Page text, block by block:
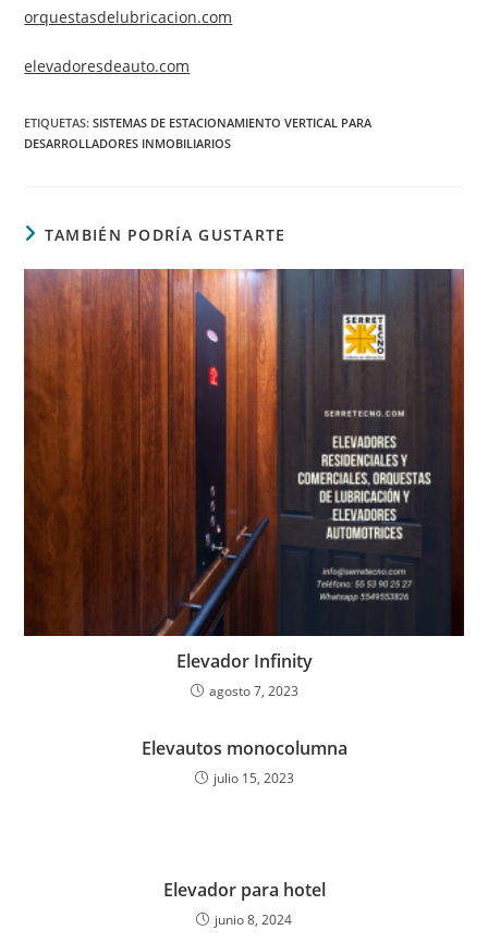
orquestasdelubricacion.com
elevadoresdeauto.com
ETIQUETAS:SISTEMAS DE ESTACIONAMIENTO VERTICAL PARA
DESARROLLADORES INMOBILIARIOS
TAMBIÉN PODRÍA GUSTARTE
Elevador Infinity
agosto 7, 2023
Elevautos monocolumna
julio 15, 2023
Elevador para hotel
junio 8, 2024